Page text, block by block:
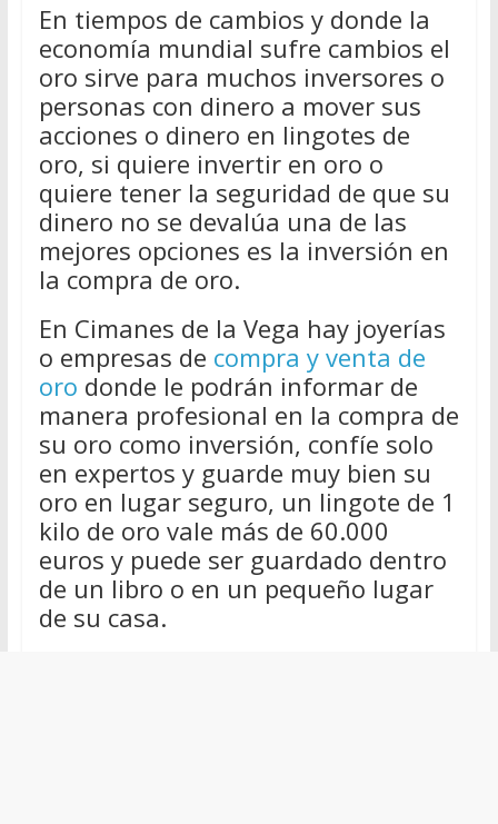
En tiempos de cambios y donde la
economía mundial sufre cambios el
oro sirve para muchos inversores o
personas con dinero a mover sus
acciones o dinero en lingotes de
oro, si quiere invertir en oro o
quiere tener la seguridad de que su
dinero no se devalúa una de las
mejores opciones es la inversión en
la compra de oro.
En Cimanes de la Vega hay joyerías
o empresas de compra y venta de
oro donde le podrán informar de
manera profesional en la compra de
su oro como inversión, confíe solo
en expertos y guarde muy bien su
oro en lugar seguro, un lingote de 1
kilo de oro vale más de 60.000
euros y puede ser guardado dentro
de un libro o en un pequeño lugar
de su casa.